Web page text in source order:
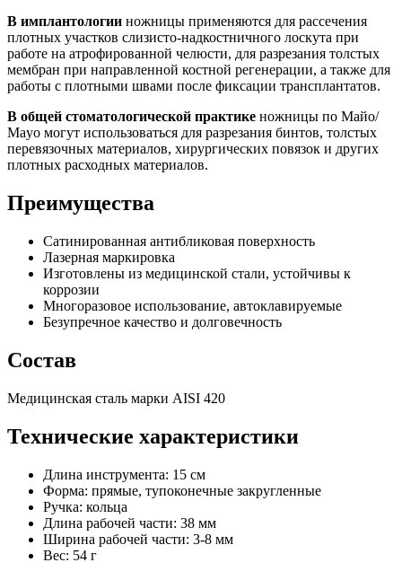
В имплантологии ножницы применяются для рассечения
плотных участков слизисто-надкостничного лоскута при
работе на атрофированной челюсти, для разрезания толстых
мембран при направленной костной регенерации, а также для
работы с плотными швами после фиксации трансплантатов.
В общей стоматологической практике ножницы по Майо/
Mayo могут использоваться для разрезания бинтов, толстых
перевязочных материалов, хирургических повязок и других
плотных расходных материалов.
Преимущества
Сатинированная антибликовая поверхность
Лазерная маркировка
Изготовлены из медицинской стали, устойчивы к
коррозии
Многоразовое использование, автоклавируемые
Безупречное качество и долговечность
Состав
Медицинская сталь марки AISI 420
Технические характеристики
Длина инструмента: 15 см
Форма: прямые, тупоконечные закругленные
Ручка: кольца
Длина рабочей части: 38 мм
Ширина рабочей части: 3-8 мм
Вес: 54 г